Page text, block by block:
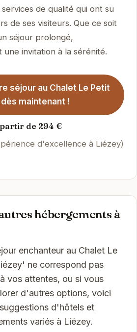
de qualité qui ont su
de ses visiteurs. Que ce soit
séjour prolongé,
une invitation à la sérénité.
séjour au Chalet Le Petit
dès maintenant !
de 294 €
d'excellence à Liézey)
hébergements à
enchanteur au Chalet Le
ne correspond pas
vos attentes, ou si vous
d'autres options, voici
d'hôtels et
variés à Liézey.